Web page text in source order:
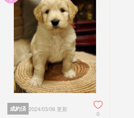
成約済 2024/03/06 更新
0